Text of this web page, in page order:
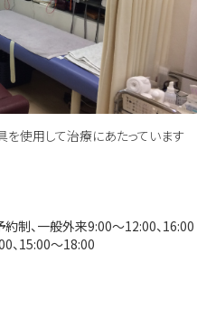
使用して治療にあたっています
制、一般外来9:00～12:00、16:00
、15:00～18:00